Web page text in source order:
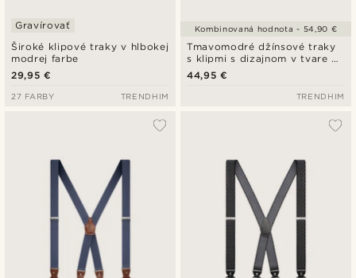
Široké klipové traky v hlbokej
modrej farbe
Gravírovať
29,95 €
27 FARBY TRENDHIM
Tmavomodré džínsové traky
s klipmi s dizajnom v tvare X
a predviazaný motýlik
44,95 €
Kombinovaná hodnota - 54,90 €
TRENDHIM